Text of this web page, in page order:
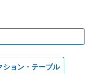
ション・テーブル